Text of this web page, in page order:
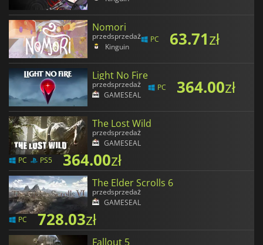
Nomori
przedsprzedaż
Kinguin
PC 63.71zł
Light No Fire
przedsprzedaż
GAMESEAL
PC 364.00zł
The Lost Wild
przedsprzedaż
GAMESEAL
PC
PS5 364.00zł
The Elder Scrolls 6
przedsprzedaż
GAMESEAL
PC
728.03zł
Fallout 5